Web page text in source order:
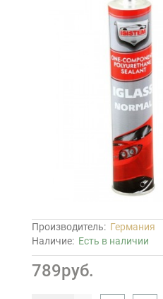
Производитель: Германия
Наличие: Есть в наличии
789руб.